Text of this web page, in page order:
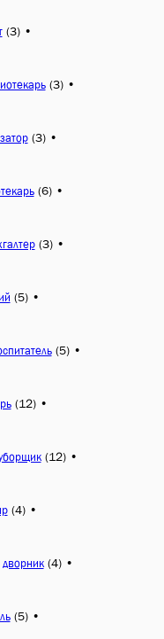
(3)•
(3)•
(3)•
(6)•
(3)•
(5)•
(5)•
(12)•
(12)•
(4)•
дворник (4)•
(5)•